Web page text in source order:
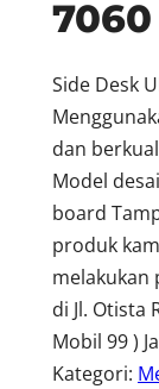
7060
Side Desk
dan
Model
board
produk
melakukan
di Jl. Otista
Mobil 99 )
Kategori: